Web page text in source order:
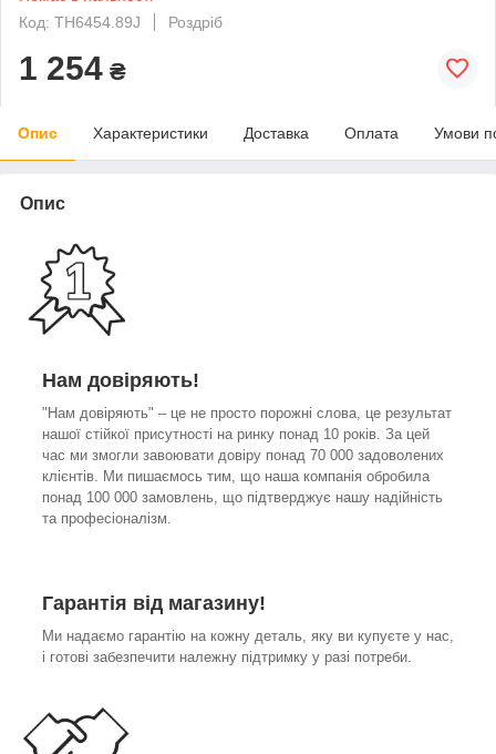
Код: TH6454.89J
Роздріб
1 254 ₴
Опис Характеристики Доставка Оплата Умови
Опис
Нам довіряють!
"Нам довіряють" – це не просто порожні слова, це результат
нашої стійкої присутності на ринку понад 10 років. За цей
час ми змогли завоювати довіру понад 70 000 задоволених
клієнтів. Ми пишаємось тим, що наша компанія обробила
понад 100 000 замовлень, що підтверджує нашу надійність
та професіоналізм.
Гарантія від магазину!
Ми надаємо гарантію на кожну деталь, яку ви купуєте у нас,
і готові забезпечити належну підтримку у разі потреби.